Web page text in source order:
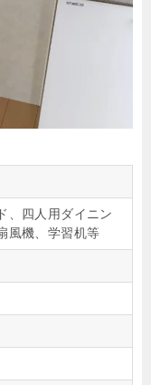
、四人用ダイニン
風機、学習机等